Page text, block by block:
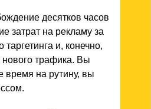
десятков часов
затрат на рекламу за
таргетинга и, конечно,
нового трафика. Вы
время на рутину, вы